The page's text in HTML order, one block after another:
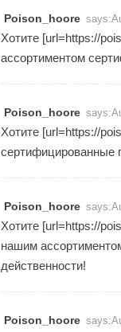
Poison_hoore says:
Хотите [url=https://
ассортиментом
Poison_hoore says:
Хотите [url=https://
сертифицированные
Poison_hoore says:
Хотите [url=https://
нашим
действенности!
Poison_hoore says: